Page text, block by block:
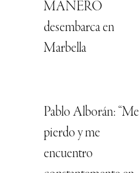
MANERO
desembarca en
Marbella
Pablo Alborán: “Me
pierdo y me
encuentro